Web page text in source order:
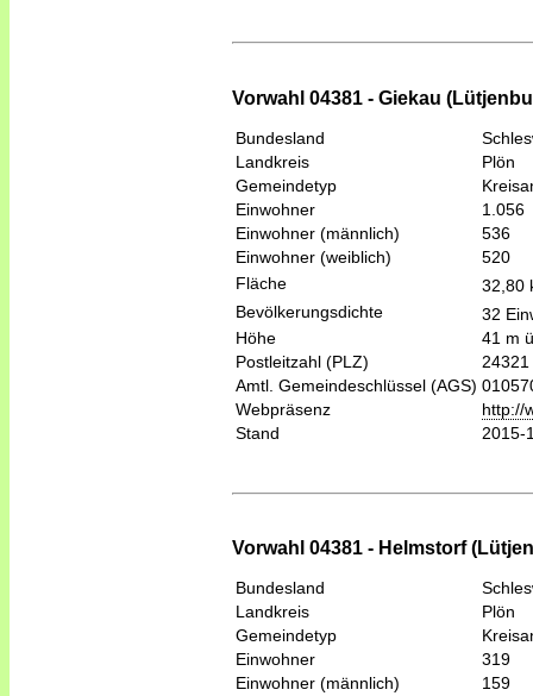
Vorwahl 04381 - Giekau
Bundesland
Landkreis
Plön
Gemeindetyp
Einwohner
1.056
Einwohner (männlich)
536
Einwohner (weiblich)
520
Fläche
32,80
Bevölkerungsdichte
32
Höhe
41 m
Postleitzahl (PLZ)
24321
Amtl. Gemeindeschlüssel (AGS)
Webpräsenz
http://
Stand
2015-
Vorwahl 04381 - Helmstorf
Bundesland
Landkreis
Plön
Gemeindetyp
Einwohner
319
Einwohner (männlich)
159